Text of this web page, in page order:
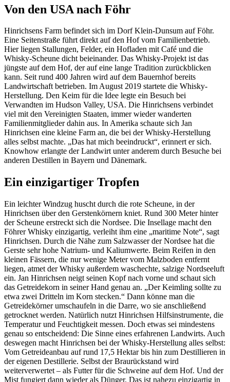
Von den USA nach Föhr
Hinrichsens Farm befindet sich im Dorf Klein-Dunsum auf Föhr.
Eine Seitenstraße führt direkt auf den Hof vom Familienbetrieb.
Hier liegen Stallungen, Felder, ein Hofladen mit Café und die
Whisky-Scheune dicht beieinander. Das Whisky-Projekt ist das
jüngste auf dem Hof, der auf eine lange Tradition zurückblicken
kann. Seit rund 400 Jahren wird auf dem Bauernhof bereits
Landwirtschaft betrieben. Im August 2019 startete die Whisky-
Herstellung. Den Keim für die Idee legte ein Besuch bei
Verwandten im Hudson Valley, USA. Die Hinrichsens verbindet
viel mit den Vereinigten Staaten, immer wieder wanderten
Familienmitglieder dahin aus. In Amerika schaute sich Jan
Hinrichsen eine kleine Farm an, die bei der Whisky-Herstellung
alles selbst machte. „Das hat mich beeindruckt“, erinnert er sich.
Knowhow erlangte der Landwirt unter anderem durch Besuche bei
anderen Destillen in Bayern und Dänemark.
Ein einzigartiger Tropfen
Ein leichter Windzug huscht durch die rote Scheune, in der
Hinrichsen über den Gerstenkörnern kniet. Rund 300 Meter hinter
der Scheune erstreckt sich die Nordsee. Die Insellage macht den
Föhrer Whisky einzigartig, verleiht ihm eine „maritime Note“, sagt
Hinrichsen. Durch die Nähe zum Salzwasser der Nordsee hat die
Gerste sehr hohe Natrium- und Kaliumwerte. Beim Reifen in den
kleinen Fässern, die nur wenige Meter vom Malzboden entfernt
liegen, atmet der Whisky außerdem waschechte, salzige Nordseeluft
ein. Jan Hinrichsen neigt seinen Kopf nach vorne und schaut sich
das Getreidekorn in seiner Hand genau an. „Der Keimling sollte zu
etwa zwei Dritteln im Korn stecken.“ Dann könne man die
Getreidekörner umschaufeln in die Darre, wo sie anschließend
getrocknet werden. Natürlich nutzt Hinrichsen Hilfsinstrumente, die
Temperatur und Feuchtigkeit messen. Doch etwas sei mindestens
genau so entscheidend: Die Sinne eines erfahrenen Landwirts. Auch
deswegen macht Hinrichsen bei der Whisky-Herstellung alles selbst:
Vom Getreideanbau auf rund 17,5 Hektar bis hin zum Destillieren in
der eigenen Destillerie. Selbst der Braurückstand wird
weiterverwertet – als Futter für die Schweine auf dem Hof. Und der
Mist fungiert dann wieder als Dünger. Das ist nahezu einzigartig in